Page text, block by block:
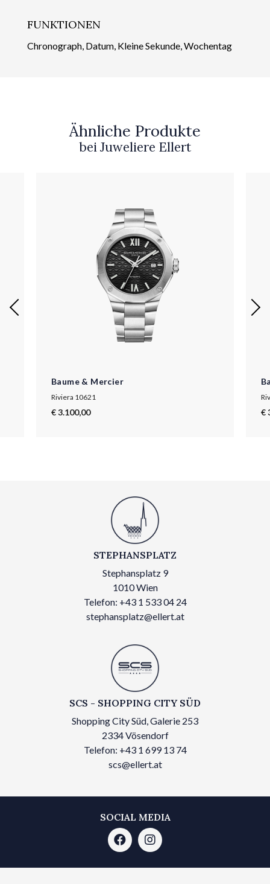
FUNKTIONEN
Chronograph, Datum, Kleine Sekunde, Wochentag
Ähnliche Produkte
bei Juweliere Ellert
Baume & Mercier
Riviera 10621
€ 3.100,00 €
STEPHANSPLATZ
Stephansplatz 9
1010 Wien
Telefon: +43 1 533 04 24
stephansplatz@ellert.at
SCS - SHOPPING CITY SÜD
Shopping City Süd, Galerie 253
2334 Vösendorf
Telefon: +43 1 699 13 74
scs@ellert.at
SOCIAL MEDIA